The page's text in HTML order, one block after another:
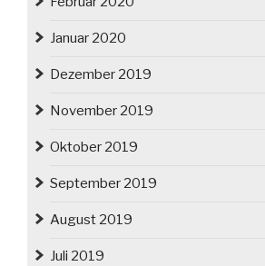
Januar 2020
Dezember 2019
November 2019
Oktober 2019
September 2019
August 2019
Juli 2019